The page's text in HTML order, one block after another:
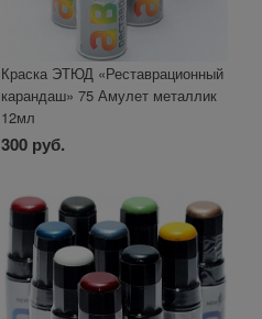
Краска ЭТЮД «Реставрационный
карандаш» 75 Амулет металлик
12мл
300 руб.